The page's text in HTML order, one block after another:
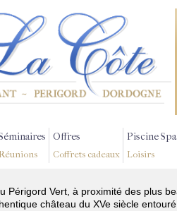
Réunions
Offres
Coffrets cadeaux
Piscine Spa
Loisirs
Périgord Vert, à proximité des plus
château du XVe siècle